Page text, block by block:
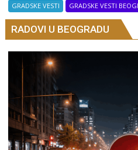
GRADSKE VESTI
GRADSKE VESTI
RADOVI U BEOGRADU